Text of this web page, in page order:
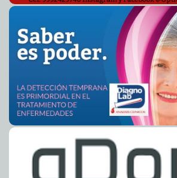
Diputados aprueban la reforma
pasa al Senado
2021-02-23 09:18:50 "Luis Miguel, la serie", regresa a
segunda temporada el 18 de abril
2021-02-22 15:56:46 Detienen en EU a Emma
2021-02-22 10:00:18 Becarios fallecidos y empresas
las anomalías en "Jóvenes Construyendo el
2021-02-21 12:01:27 Causa la 4T "corto" con plan
Briceño Sánchez
2021-02-21 11:56:10
supervisa el nuevo Mega Punto Verde en el
Juan Basto Cifuentes
El alcalde Renán Barrera
para mayor bienestar de los animales Kamila López